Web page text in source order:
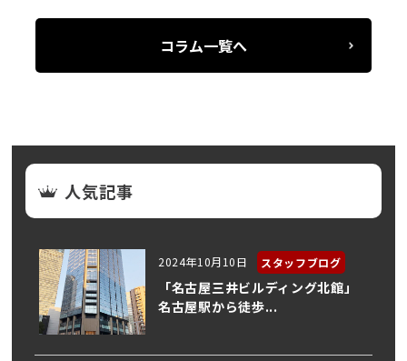
コラム一覧へ
人気記事
2024年10月10日 スタッフブログ
「名古屋三井ビルディング北館」
名古屋駅から徒歩...